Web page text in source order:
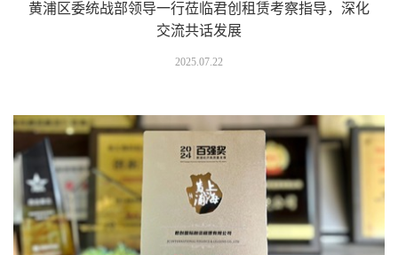
黄浦区委统战部领导一行莅临君创租赁考察指导，深化
交流共话发展
2025.07.22